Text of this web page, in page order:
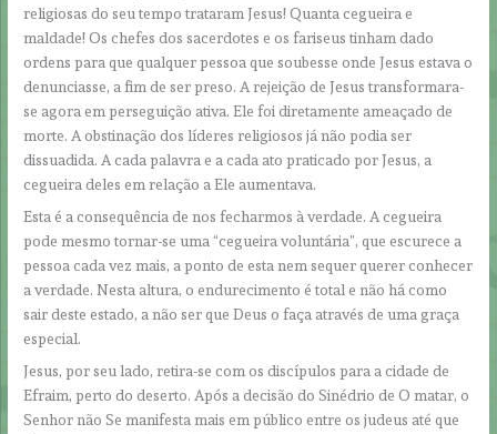
religiosas do seu tempo trataram Jesus! Quanta cegueira e
maldade! Os chefes dos sacerdotes e os fariseus tinham dado
ordens para que qualquer pessoa que soubesse onde Jesus estava o
denunciasse, a fim de ser preso. A rejeição de Jesus transformara-
se agora em perseguição ativa. Ele foi diretamente ameaçado de
morte. A obstinação dos líderes religiosos já não podia ser
dissuadida. A cada palavra e a cada ato praticado por Jesus, a
cegueira deles em relação a Ele aumentava.
Esta é a consequência de nos fecharmos à verdade. A cegueira
pode mesmo tornar-se uma “cegueira voluntária”, que escurece a
pessoa cada vez mais, a ponto de esta nem sequer querer conhecer
a verdade. Nesta altura, o endurecimento é total e não há como
sair deste estado, a não ser que Deus o faça através de uma graça
especial.
Jesus, por seu lado, retira-se com os discípulos para a cidade de
Efraim, perto do deserto. Após a decisão do Sinédrio de O matar, o
Senhor não Se manifesta mais em público entre os judeus até que